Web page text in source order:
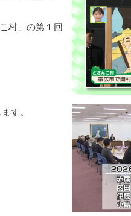
村」の第１回
す。